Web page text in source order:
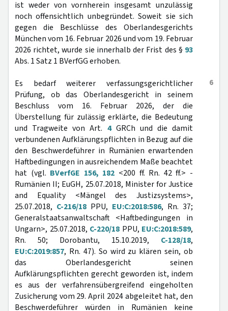
ist weder von vornherein insgesamt unzulässig
noch offensichtlich unbegründet. Soweit sie sich
gegen die Beschlüsse des Oberlandesgerichts
München vom 16. Februar 2026 und vom 19. Februar
2026 richtet, wurde sie innerhalb der Frist des § 93
Abs. 1 Satz 1 BVerfGG erhoben.
6
Es bedarf weiterer verfassungsgerichtlicher
Prüfung, ob das Oberlandesgericht in seinem
Beschluss vom 16. Februar 2026, der die
Überstellung für zulässig erklärte, die Bedeutung
und Tragweite von Art. 4GRCh und die damit
verbundenen Aufklärungspflichten in Bezug auf die
den Beschwerdeführer in Rumänien erwartenden
Haftbedingungen in ausreichendem Maße beachtet
hat (vgl. BVerfGE 156, 182 <200 ff. Rn. 42 ff.> -
Rumänien II; EuGH, 25.07.2018, Minister for Justice
and Equality <Mängel des Justizsystems>,
25.07.2018, C-216/18 PPU, EU:C:2018:586, Rn. 37;
Generalstaatsanwaltschaft <Haftbedingungen in
Ungarn>, 25.07.2018, C-220/18 PPU, EU:C:2018:589,
Rn. 50; Dorobantu, 15.10.2019, C-128/18,
EU:C:2019:857, Rn. 47). So wird zu klären sein, ob
das Oberlandesgericht seinen
Aufklärungspflichten gerecht geworden ist, indem
es aus der verfahrensübergreifend eingeholten
Zusicherung vom 29. April 2024 abgeleitet hat, den
Beschwerdeführer würden in Rumänien keine